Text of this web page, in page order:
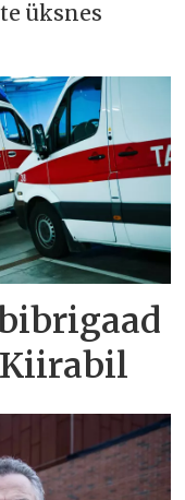
üksnes